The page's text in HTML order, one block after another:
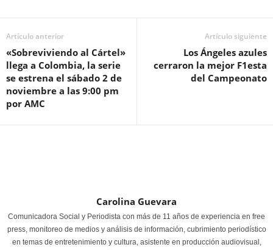
Artículo anterior
«Sobreviviendo al Cártel»
llega a Colombia, la serie
se estrena el sábado 2 de
noviembre a las 9:00 pm
por AMC
Artículo siguiente
Los Ángeles azules
cerraron la mejor F1esta
del Campeonato
Carolina Guevara
Comunicadora Social y Periodista con más de 11 años de experiencia en free
press, monitoreo de medios y análisis de información, cubrimiento periodístico
en temas de entretenimiento y cultura, asistente en producción audiovisual,